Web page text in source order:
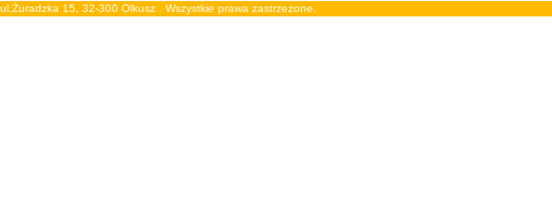
15, 32-300 Olkusz . Wszystkie prawa zastrzeżone.